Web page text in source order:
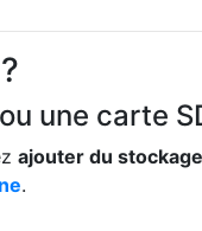
une carte
ajouter du stockage
.